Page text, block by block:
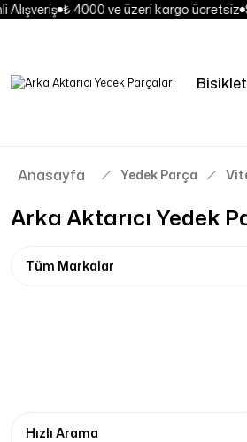
₺ 4000 ve üzeri kargo ücretsiz
Anasayfa Yedek Parça
Arka Aktarıcı Yedek
Tüm Markalar
Hızlı Arama